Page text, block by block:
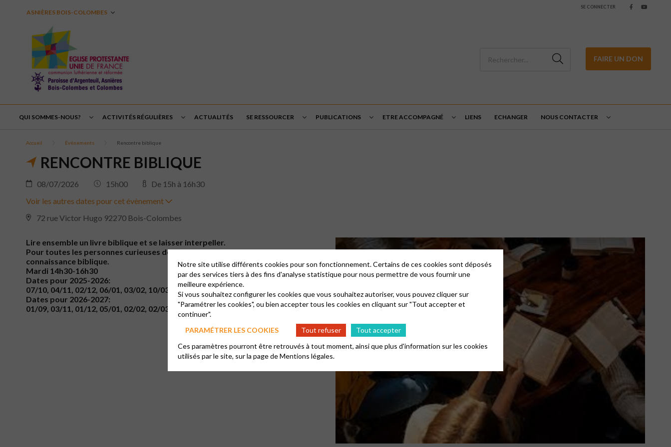
ASNIÈRES BOIS-COLOMBES
SE CONNECTER
FAIRE UN DON
QUI SOMMES-NOUS? ACTIVITÉS RÉGULIÈRES ACTUALITÉS SE RESSOURCER PUBLICATIONS ETRE ACCOMPAGNÉ LIENS ECHANGER NOUS CONTACTER
Accueil Événements Rencontre biblique
RENCONTRE BIBLIQUE
08/07/2026 15h00
De 15h à 16h30
Voir les autres dates pour cet évènement
72 rue Victor Hugo 92270 Bois-Colombes
Lire ensemble un livre biblique et se laisser interpeller.
Pour toutes les personnes curieuses de découvrir la Bible. Avec ou sans
connaissance biblique.
Mardi 14h30-16h30
Dates pour 2025-2026:
07/10, 04/11, 02/12, 06/01, 03/02, 10/03, 07/04, 05/05, 02/06, 08/07
Dates pour 2026-2027:
01/09, 03/11, 01/12, 05/01, 02/02, 02/03, 04/05, 01/06, octobre et avril à définir
Notre site utilise différents cookies pour son fonctionnement. Certains de ces cookies sont déposés
par des services tiers à des fins d'analyse statistique pour nous permettre de vous fournir une
meilleure expérience.
Si vous souhaitez configurer les cookies que vous souhaitez autoriser, vous pouvez cliquer sur
"Paramétrer les cookies", ou bien accepter tous les cookies en cliquant sur "Tout accepter et
continuer".
PARAMÉTRER LES COOKIES
Tout refuser
Tout accepter
Ces paramètres pourront être retrouvés à tout moment, ainsi que plus d'information sur les cookies
utilisés par le site, sur la page deMentions légales.